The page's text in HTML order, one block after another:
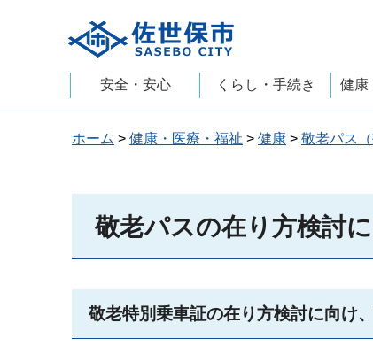
佐世保市
安全・安心 くらし・手続き 健康
ホーム > 健康・医療・福祉 > 健康 > 敬老パス
敬老パスの在り方検討
敬老特別乗車証の在り方検討に向け